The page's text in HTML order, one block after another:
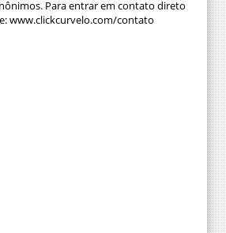
Para entrar em contato direto
www.clickcurvelo.com/contato